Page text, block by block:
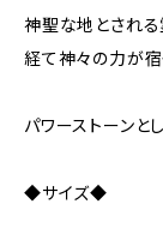
神聖な地とされ
経て神々の力が宿
パワーストーンと
◆サイズ◆